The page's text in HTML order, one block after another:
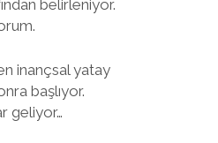
belirleniyor.
inançsal yatay
başlıyor.
geliyor…